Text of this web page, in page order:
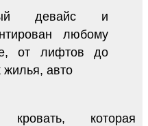
девайс и
любому
от лифтов до
жилья, авто
которая